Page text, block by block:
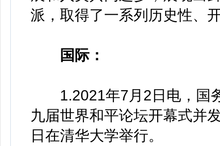
派，取得了一系列历史性、
国际：
1.2021年7月2日电，国务
九届世界和平论坛开幕式并
日在清华大学举行。